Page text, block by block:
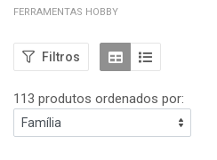
FERRAMENTAS HOBBY
Filtros
113 produtos ordenados por: